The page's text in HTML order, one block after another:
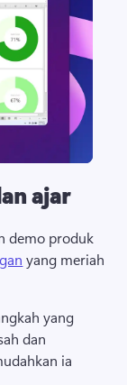
ajar
demo produk
yang meriah
yang
dan
ia